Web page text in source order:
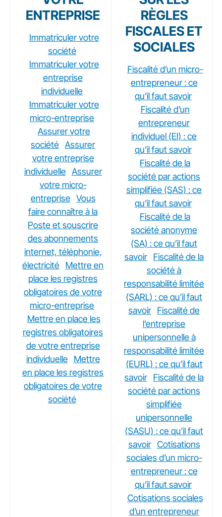
ENTREPRISE
Immatriculer votre
société
Immatriculer votre
entreprise
individuelle
Immatriculer votre
micro-entreprise
Assurer votre
société Assurer
votre entreprise
individuelle Assurer
votre micro-
entreprise Vous
faire connaître à la
Poste et souscrire
des abonnements
internet, téléphonie,
électricité
Mettre en
place les registres
obligatoires de votre
micro-entreprise
Mettre en place les
registres obligatoires
de votre entreprise
individuelle
Mettre
en place les registres
obligatoires de votre
société
RÈGLES
FISCALES ET
SOCIALES
Fiscalité d’un micro-
entrepreneur : ce
qu’il faut savoir
Fiscalité d’un
entrepreneur
individuel (EI) : ce
qu’il faut savoir
Fiscalité de la
société par actions
simplifiée (SAS) : ce
qu’il faut savoir
Fiscalité de la
société anonyme
(SA) : ce qu’il faut
savoir
Fiscalité de la
société à
responsabilité limitée
(SARL) : ce qu’il faut
savoir
Fiscalité de
l’entreprise
unipersonnelle à
responsabilité limitée
(EURL) : ce qu’il faut
savoir
Fiscalité de la
société par actions
simplifiée
unipersonnelle
(SASU) : ce qu’il faut
savoir Cotisations
sociales d’un micro-
entrepreneur : ce
qu’il faut savoir
Cotisations sociales
d’un entrepreneur